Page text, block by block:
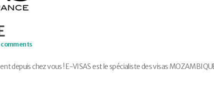
comments
depuis chez vous ! E-VISAS est le spécialiste des visas